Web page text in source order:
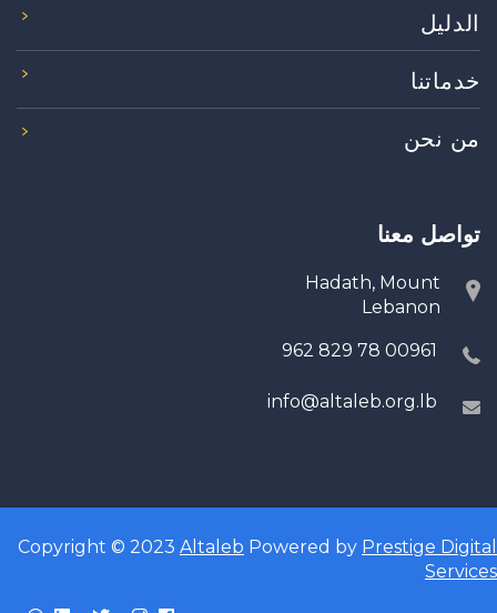
الدليل
خدماتنا
من نحن
تواصل معنا
Hadath, Mount
Lebanon
00961 78 829 962
info@altaleb.org.lb
Copyright © 2023 Altaleb Powered by Prestige Digital
Services